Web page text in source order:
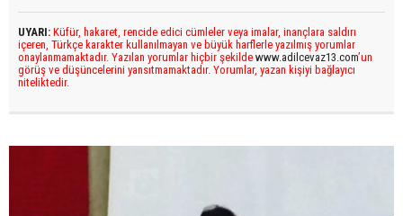
UYARI: Küfür, hakaret, rencide edici cümleler veya imalar, inançlara saldırı
içeren, Türkçe karakter kullanılmayan ve büyük harflerle yazılmış yorumlar
onaylanmamaktadır. Yazılan yorumlar hiçbir şekilde www.adilcevaz13.com’un
görüş ve düşüncelerini yansıtmamaktadır. Yorumlar, yazan kişiyi bağlayıcı
niteliktedir.